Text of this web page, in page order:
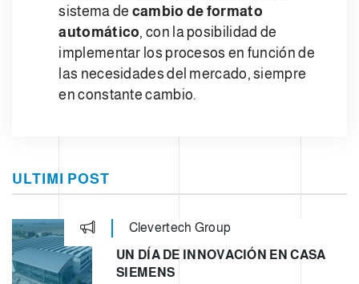
sistema de cambio de formato
automático, con la posibilidad de
implementar los procesos en función de
las necesidades del mercado, siempre
en constante cambio.
ULTIMI POST
Clevertech Group
UN DÍA DE INNOVACIÓN EN CASA
SIEMENS